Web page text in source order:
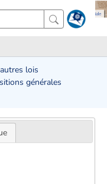
autres lois
générales